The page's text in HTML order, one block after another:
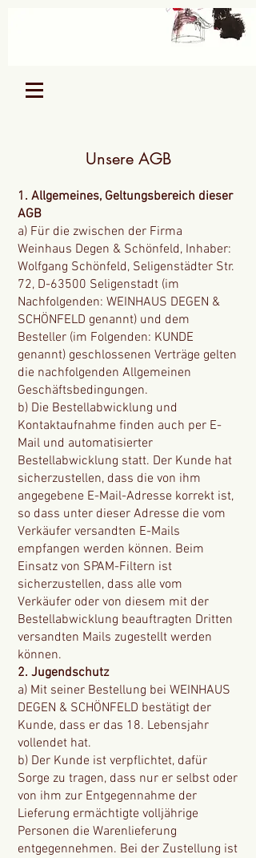
Unsere AGB
1. Allgemeines, Geltungsbereich dieser
AGB
a) Für die zwischen der Firma
Weinhaus Degen & Schönfeld, Inhaber:
Wolfgang Schönfeld, Seligenstädter Str.
72, D-63500 Seligenstadt (im
Nachfolgenden: WEINHAUS DEGEN &
SCHÖNFELD genannt) und dem
Besteller (im Folgenden: KUNDE
genannt) geschlossenen Verträge gelten
die nachfolgenden Allgemeinen
Geschäftsbedingungen.
b) Die Bestellabwicklung und
Kontaktaufnahme finden auch per E-
Mail und automatisierter
Bestellabwicklung statt. Der Kunde hat
sicherzustellen, dass die von ihm
angegebene E-Mail-Adresse korrekt ist,
so dass unter dieser Adresse die vom
Verkäufer versandten E-Mails
empfangen werden können. Beim
Einsatz von SPAM-Filtern ist
sicherzustellen, dass alle vom
Verkäufer oder von diesem mit der
Bestellabwicklung beauftragten Dritten
versandten Mails zugestellt werden
können.
2. Jugendschutz
a) Mit seiner Bestellung bei WEINHAUS
DEGEN & SCHÖNFELD bestätigt der
Kunde, dass er das 18. Lebensjahr
vollendet hat.
b) Der Kunde ist verpflichtet, dafür
Sorge zu tragen, dass nur er selbst oder
von ihm zur Entgegennahme der
Lieferung ermächtigte volljährige
Personen die Warenlieferung
entgegennehmen. Bei der Zustellung ist